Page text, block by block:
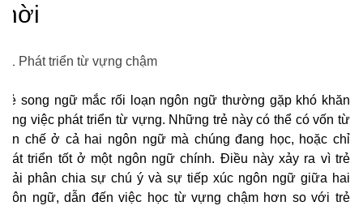
Phát triển từ vựng chậm
song ngữ mắc rối loạn ngôn ngữ thường gặp khó khăn
việc phát triển từ vựng. Những trẻ này có thể có vốn từ
chế ở cả hai ngôn ngữ mà chúng đang học, hoặc chỉ
triển tốt ở một ngôn ngữ chính. Điều này xảy ra vì trẻ
phân chia sự chú ý và sự tiếp xúc ngôn ngữ giữa hai
ngữ, dẫn đến việc học từ vựng chậm hơn so với trẻ